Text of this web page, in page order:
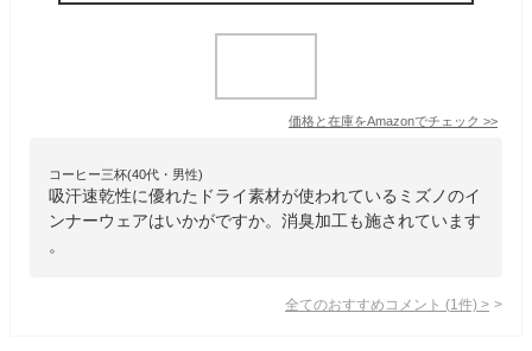
価格と在庫をAmazonでチェック >>
コーヒー三杯(40代・男性)
吸汗速乾性に優れたドライ素材が使われているミズノのイ
ンナーウェアはいかがですか。消臭加工も施されています
。
全てのおすすめコメント (1 件) >